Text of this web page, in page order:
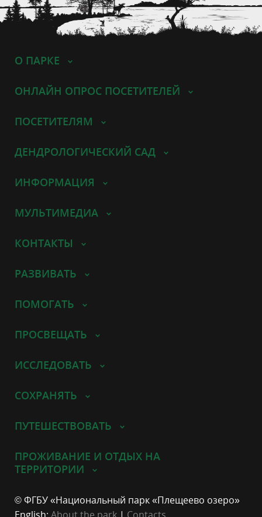
О ПАРКЕ
ОНЛАЙН ОПРОС ПОСЕТИТЕЛЕЙ
ПОСЕТИТЕЛЯМ
ДЕНДРОЛОГИЧЕСКИЙ САД
ИНФОРМАЦИЯ
МУЛЬТИМЕДИА
КОНТАКТЫ
РАЗВИВАТЬ
ПОМОГАТЬ
ПРОСВЕЩАТЬ
ИССЛЕДОВАТЬ
СОХРАНЯТЬ
ПУТЕШЕСТВОВАТЬ
ПРОЖИВАНИЕ И ОТДЫХ НА
ТЕРРИТОРИИ
© ФГБУ «Национальный парк «Плещеево озеро»
English: About the park | Contacts